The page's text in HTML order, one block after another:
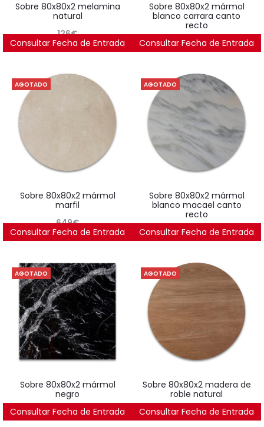
sobre 80x80x2 melamina
natural
126€
Consultar Fecha de Entrada
sobre 80x80x2 mármol
blanco carrara canto
recto
649€
Consultar Fecha de Entrada
AGOTADO
sobre 80x80x2 mármol
marfil
649€
Consultar Fecha de Entrada
AGOTADO
sobre 80x80x2 mármol
blanco macael canto
recto
649€
Consultar Fecha de Entrada
AGOTADO
sobre 80x80x2 mármol
negro
491€
Consultar Fecha de Entrada
AGOTADO
sobre 80x80x2 madera de
roble natural
528€
Consultar Fecha de Entrada